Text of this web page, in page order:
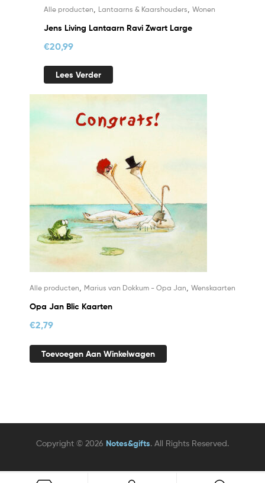
Alle producten Lantaarns & Kaarshouders Wonen
Jens Living Lantaarn Ravi Zwart Large
€20,99
Lees Verder
Alle producten Marius van Dokkum - Opa Jan Wenskaarten
Opa Jan Blic Kaarten
€2,79
Toevoegen Aan Winkelwagen
Copyright © 2026 Notes&gifts. All Rights Reserved.